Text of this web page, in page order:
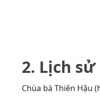
2. Lịch
Chùa bà Thiên Hậu